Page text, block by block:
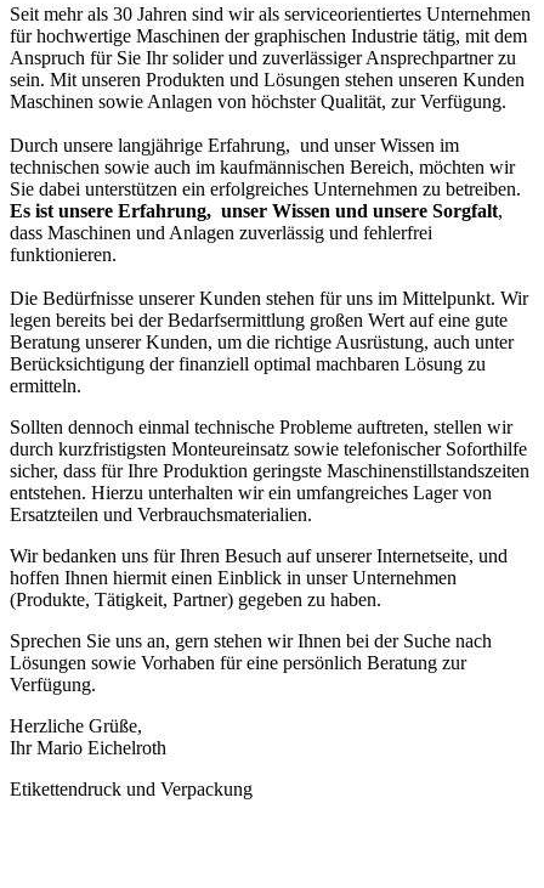
Seit mehr als 30 Jahren sind wir als serviceorientiertes Unternehmen
für hochwertige Maschinen der graphischen Industrie tätig, mit dem
Anspruch für Sie Ihr solider und zuverlässiger Ansprechpartner zu
sein. Mit unseren Produkten und Lösungen stehen unseren Kunden
Maschinen sowie Anlagen von höchster Qualität, zur Verfügung.
Durch unsere langjährige Erfahrung, und unser Wissen im
technischen sowie auch im kaufmännischen Bereich, möchten wir
Sie dabei unterstützen ein erfolgreiches Unternehmen zu betreiben.
Es ist unsere Erfahrung, unser Wissen und unsere Sorgfalt,
dass Maschinen und Anlagen zuverlässig und fehlerfrei
funktionieren.
Die Bedürfnisse unserer Kunden stehen für uns im Mittelpunkt. Wir
legen bereits bei der Bedarfsermittlung großen Wert auf eine gute
Beratung unserer Kunden, um die richtige Ausrüstung, auch unter
Berücksichtigung der finanziell optimal machbaren Lösung zu
ermitteln.
Sollten dennoch einmal technische Probleme auftreten, stellen wir
durch kurzfristigsten Monteureinsatz sowie telefonischer Soforthilfe
sicher, dass für Ihre Produktion geringste Maschinenstillstandszeiten
entstehen. Hierzu unterhalten wir ein umfangreiches Lager von
Ersatzteilen und Verbrauchsmaterialien.
Wir bedanken uns für Ihren Besuch auf unserer Internetseite, und
hoffen Ihnen hiermit einen Einblick in unser Unternehmen
(Produkte, Tätigkeit, Partner) gegeben zu haben.
Sprechen Sie uns an, gern stehen wir Ihnen bei der Suche nach
Lösungen sowie Vorhaben für eine persönlich Beratung zur
Verfügung.
Herzliche Grüße,
Ihr Mario Eichelroth
Etikettendruck und Verpackung